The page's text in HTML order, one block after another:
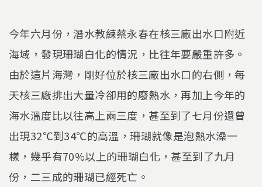
今年六月份，潛水教練蔡永春在核三廠出水口附近
海域，發現珊瑚白化的情況，比往年要嚴重許多。
由於這片海灣，剛好位於核三廠出水口的右側，每
天核三廠排出大量冷卻用的廢熱水，再加上今年的
海水溫度比以往高上兩三度，甚至到了七月份還曾
出現32℃到34℃的高溫，珊瑚就像是泡熱水澡一
樣，幾乎有70%以上的珊瑚白化，甚至到了九月
份，二三成的珊瑚已經死亡。